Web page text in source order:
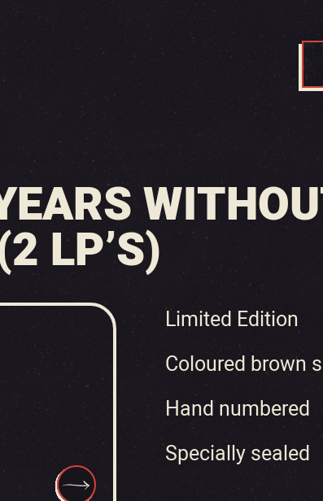
LP’S)
Limited Edition
Coloured brown
Hand numbered
Specially sealed